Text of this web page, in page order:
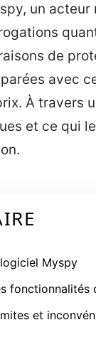
un
de
avec
À travers
et ce qui
Myspy
fonctionnalités
et